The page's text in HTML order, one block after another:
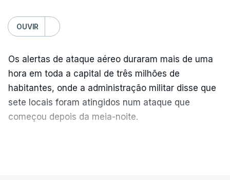
OUVIR
Os alertas de ataque aéreo duraram mais de uma
hora em toda a capital de três milhões de
habitantes, onde a administração militar disse que
sete locais foram atingidos num ataque que
começou depois da meia-noite.